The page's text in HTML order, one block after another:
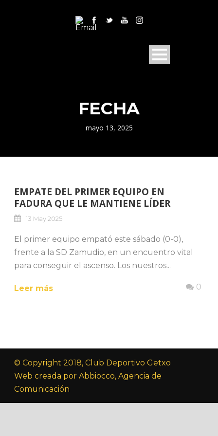
FECHA
mayo 13, 2025
EMPATE DEL PRIMER EQUIPO EN
FADURA QUE LE MANTIENE LÍDER
13 May 2025
El primer equipo empató este sábado (0-0),
frente a la SD Zamudio, en un encuentro vital
para conseguir el ascenso. Los nuestros...
Leer más 0
© Copyright 2018, Club Deportivo Getxo
Web creada por Abbiocco, Agencia de
Comunicación